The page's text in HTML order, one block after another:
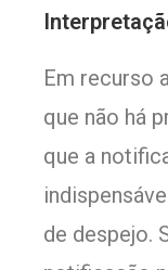
Em recurso
que não há
que a
de despejo.